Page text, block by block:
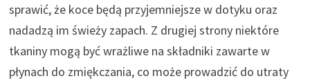
sprawić, że koce będą przyjemniejsze w dotyku oraz
nadadzą im świeży zapach. Z drugiej strony niektóre
tkaniny mogą być wrażliwe na składniki zawarte w
płynach do zmiękczania, co może prowadzić do utraty